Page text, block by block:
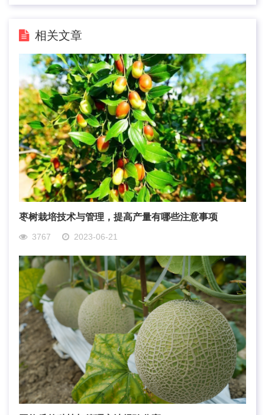
相关文章
枣树栽培技术与管理，提高产量有哪些注意事项
3767 2023-06-21